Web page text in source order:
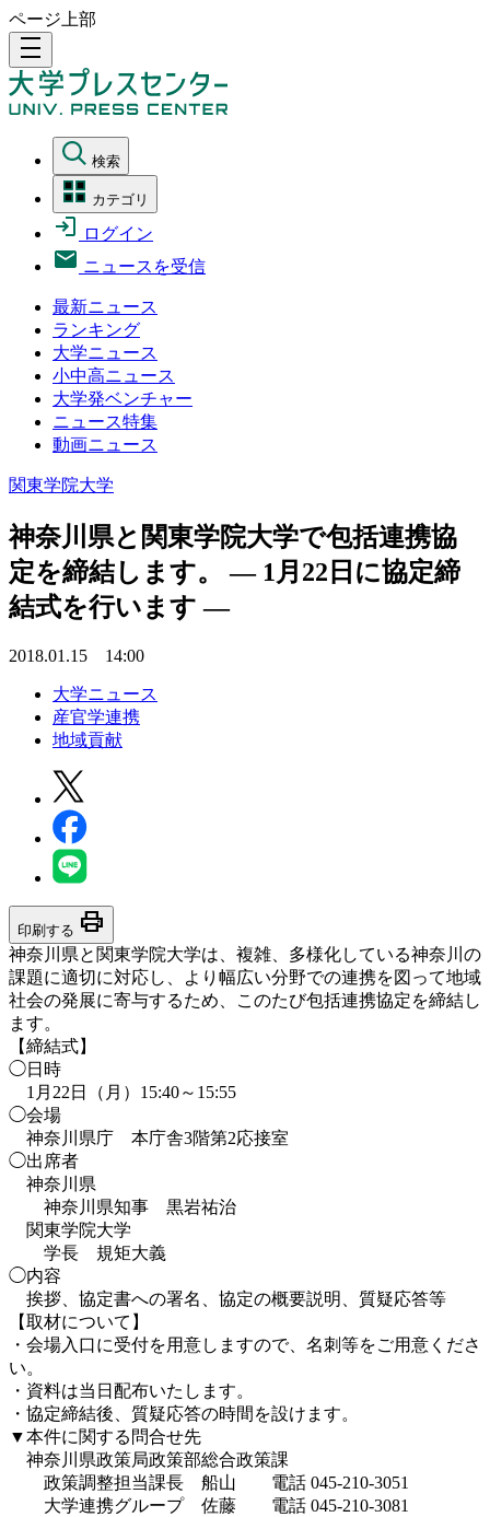
ページ上部
density_medium
検索
カテゴリ
ログイン
ニュースを受信
最新ニュース
ランキング
大学ニュース
小中高ニュース
大学発ベンチャー
ニュース特集
動画ニュース
関東学院大学
神奈川県と関東学院大学で包括連携協
定を締結します。 — 1月22日に協定締
結式を行います —
2018.01.15 14:00
大学ニュース
産官学連携
地域貢献
印刷する print
神奈川県と関東学院大学は、複雑、多様化している神奈川の
課題に適切に対応し、より幅広い分野での連携を図って地域
社会の発展に寄与するため、このたび包括連携協定を締結し
ます。
【締結式】
◯日時
1月22日（月）15:40～15:55
◯会場
神奈川県庁 本庁舎3階第2応接室
◯出席者
神奈川県
神奈川県知事 黒岩祐治
関東学院大学
学長 規矩大義
◯内容
挨拶、協定書への署名、協定の概要説明、質疑応答等
【取材について】
・会場入口に受付を用意しますので、名刺等をご用意くださ
い。
・資料は当日配布いたします。
・協定締結後、質疑応答の時間を設けます。
▼本件に関する問合せ先
神奈川県政策局政策部総合政策課
政策調整担当課長 船山 電話 045-210-3051
大学連携グループ 佐藤 電話 045-210-3081